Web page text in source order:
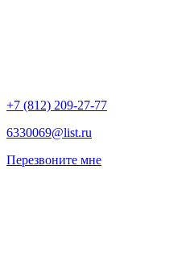
+7 (812) 209-27-77
6330069@list.ru
Перезвоните мне